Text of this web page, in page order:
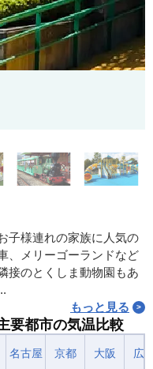
子様連れの家族に人気の
、メリーゴーランドなど
接のとくしま動物園もあ
もっと見る
要都市の気温比較
名古屋 京都 大阪 広